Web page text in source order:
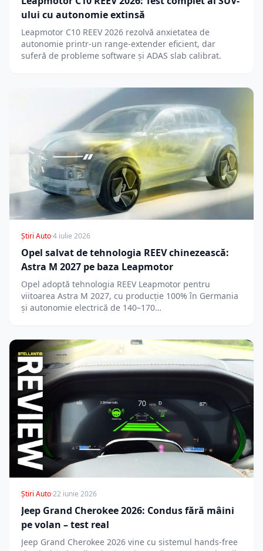
ului cu autonomie extinsă
Leapmotor C10 REEV 2026 rezolvă anxietatea de
autonomie printr-un range-extender eficient, dar
suferă de probleme software și ADAS slab calibrat.
Știri Auto·4 iulie 2026
Opel salvat de tehnologia REEV chinezească:
Astra M 2027 pe baza Leapmotor
Opel adoptă tehnologia REEV Leapmotor pentru
viitoarea Astra M 2027, cu producție 100% în Germania
și autonomie electrică de 140–170…
Știri Auto·22 iunie 2026
Jeep Grand Cherokee 2026: Condus fără mâini
pe volan – test real
Jeep Grand Cherokee 2026 vine cu sistemul hands-free